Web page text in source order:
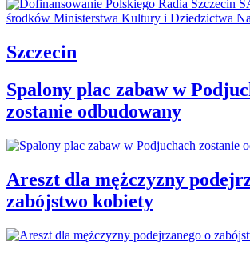
Szczecin
Spalony plac zabaw w
zostanie odbudowany
Areszt dla mężczyzny
zabójstwo kobiety